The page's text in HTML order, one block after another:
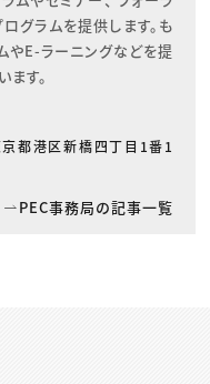
グラムを提供します。も
やE-ラーニングなどを提
す。
京都港区新橋四丁目1番1
PEC事務局の記事一覧